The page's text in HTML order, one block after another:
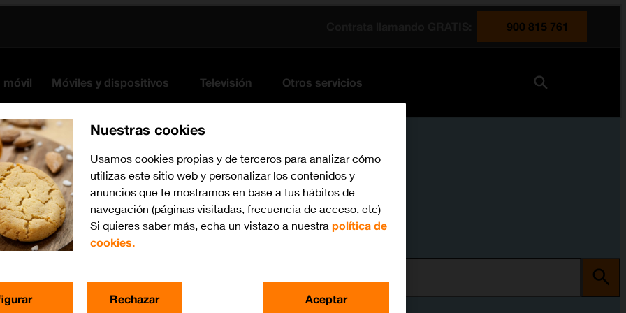
900 815 761
móvil Móviles y dispositivos Televisión Otros servicios
Nuestras cookies
Usamos cookies propias y de terceros para analizar cómo
utilizas este sitio web y personalizar los contenidos y
anuncios que te mostramos en base a tus hábitos de
navegación (páginas visitadas, frecuencia de acceso, etc)
Si quieres saber más, echa un vistazo a nuestra política de
cookies.
Rechazar Aceptar